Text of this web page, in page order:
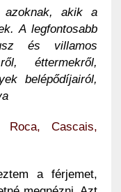
azoknak, akik a
A legfontosabb
és villamos
éttermekről,
belépődíjairól,
Cascais,
a férjemet,